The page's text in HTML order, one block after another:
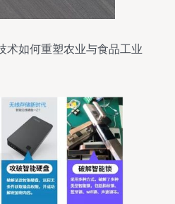
术如何重塑农业与食品工业